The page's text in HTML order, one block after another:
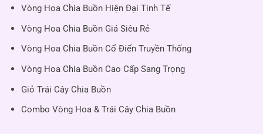
Vòng Hoa Chia Buồn Hiện Đại Tinh Tế
Vòng Hoa Chia Buồn Giá Siêu Rẻ
Vòng Hoa Chia Buồn Cổ Điển Truyền Thống
Vòng Hoa Chia Buồn Cao Cấp Sang Trọng
Giỏ Trái Cây Chia Buồn
Combo Vòng Hoa & Trái Cây Chia Buồn